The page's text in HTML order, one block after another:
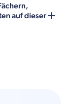
auf dieser